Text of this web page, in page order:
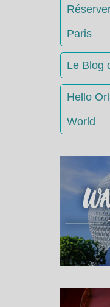
Paris
Le Blog
Hello
World